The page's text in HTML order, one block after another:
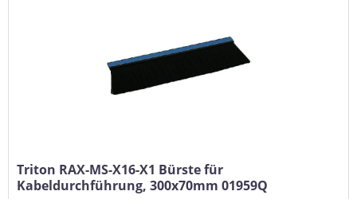
Triton RAX-MS-X16-X1 Bürste für
Kabeldurchführung, 300x70mm 01959Q